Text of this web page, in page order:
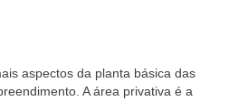
aspectos da planta básica das
A área privativa é a